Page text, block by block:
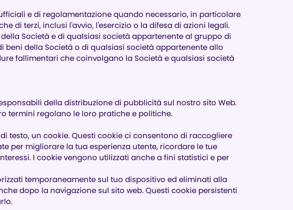
e di regolamentazione quando necessario, in particolare
di terzi, inclusi l'avvio, l'esercizio o la difesa di azioni legali.
Società e di qualsiasi società appartenente al gruppo di
beni della Società o di qualsiasi società appartenente allo
fallimentari che coinvolgano la Società e qualsiasi società
della distribuzione di pubblicità sul nostro sito Web.
termini regolano le loro pratiche e politiche.
testo, un cookie. Questi cookie ci consentono di raccogliere
per migliorare la tua esperienza utente, ricordare le tue
I cookie vengono utilizzati anche a fini statistici e per
temporaneamente sul tuo dispositivo ed eliminati alla
dopo la navigazione sul sito web. Questi cookie persistenti